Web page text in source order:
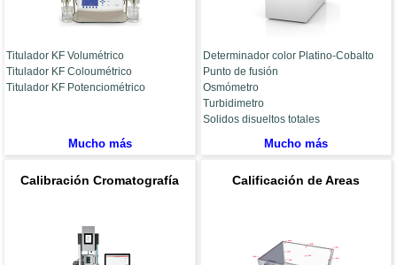
Titulador KF Volumétrico
Titulador KF Coloumétrico
Titulador KF Potenciométrico
Mucho más
Determinador color Platino-Cobalto
Punto de fusión
Osmómetro
Turbidimetro
Solidos disueltos totales
Mucho más
Calibración Cromatografía Calificación de Areas